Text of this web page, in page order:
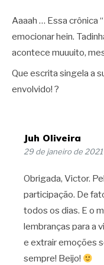
Aaaah … Essa crônica
emocionar hein.
acontece muuuito,
Que escrita singela a
envolvido! ?
Juh Oliveira
29 de janeiro de
Obrigada, Victor.
participação. De
todos os dias. E o
lembranças para a
e extrair emoções
sempre! Beijo!